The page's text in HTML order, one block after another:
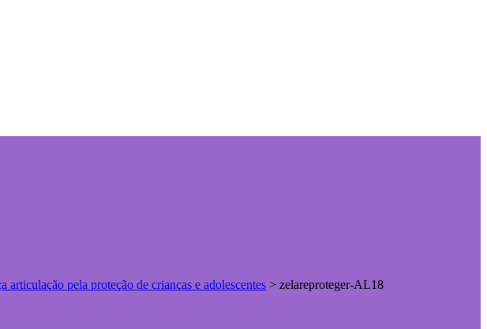
pela proteção de crianças e adolescentes > zelareproteger-AL18